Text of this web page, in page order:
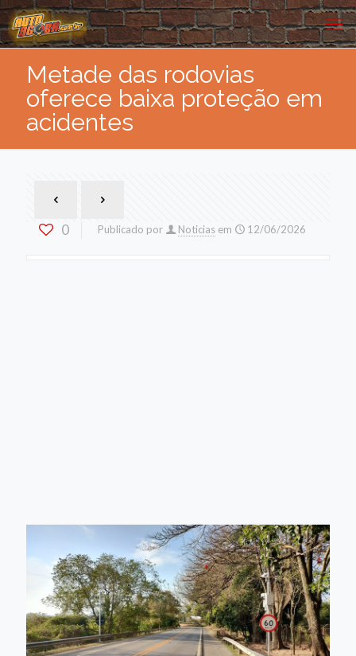
Metade das rodovias
oferece baixa proteção em
acidentes
0 Publicado por Noticias em 12/06/2026